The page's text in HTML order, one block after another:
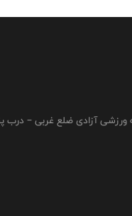
ورزشی آزادی ضلع غربی – درب